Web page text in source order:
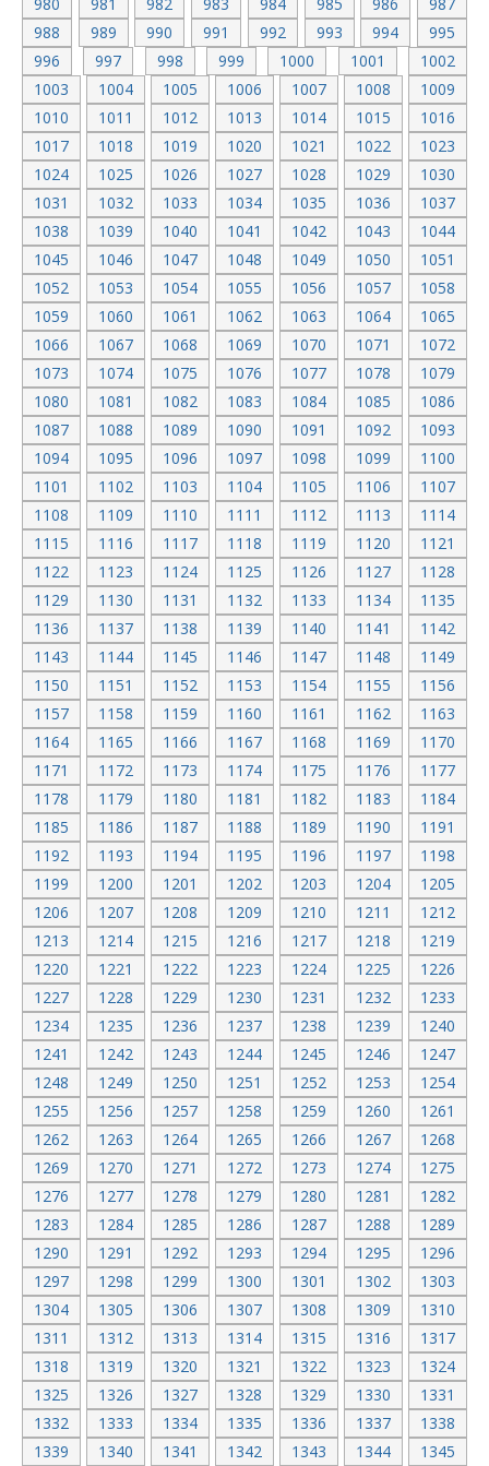
988
989 990 991 992 993 994
995
996
997 998 999 1000 1001
1002
1003
1004 1005 1006 1007 1008
1009
1010
1011 1012 1013 1014 1015
1016
1017
1018 1019 1020 1021 1022
1023
1024
1025 1026 1027 1028 1029
1030
1031
1032 1033 1034 1035 1036
1037
1038
1039 1040 1041 1042 1043
1044
1045
1046 1047 1048 1049 1050
1051
1052
1053 1054 1055 1056 1057
1058
1059
1060 1061 1062 1063 1064
1065
1066
1067 1068 1069 1070 1071
1072
1073
1074 1075 1076 1077 1078
1079
1080
1081 1082 1083 1084 1085
1086
1087
1088 1089 1090 1091 1092
1093
1094
1095 1096 1097 1098 1099
1100
1101
1102 1103 1104 1105 1106
1107
1108
1109 1110 1111 1112 1113
1114
1115
1116 1117 1118 1119 1120
1121
1122
1123 1124 1125 1126 1127
1128
1129
1130 1131 1132 1133 1134
1135
1136
1137 1138 1139 1140 1141
1142
1143
1144 1145 1146 1147 1148
1149
1150
1151 1152 1153 1154 1155
1156
1157
1158 1159 1160 1161 1162
1163
1164
1165 1166 1167 1168 1169
1170
1171
1172 1173 1174 1175 1176
1177
1178
1179 1180 1181 1182 1183
1184
1185
1186 1187 1188 1189 1190
1191
1192
1193 1194 1195 1196 1197
1198
1199
1200 1201 1202 1203 1204
1205
1206
1207 1208 1209 1210 1211
1212
1213
1214 1215 1216 1217 1218
1219
1220
1221 1222 1223 1224 1225
1226
1227
1228 1229 1230 1231 1232
1233
1234
1235 1236 1237 1238 1239
1240
1241
1242 1243 1244 1245 1246
1247
1248
1249 1250 1251 1252 1253
1254
1255
1256 1257 1258 1259 1260
1261
1262
1263 1264 1265 1266 1267
1268
1269
1270 1271 1272 1273 1274
1275
1276
1277 1278 1279 1280 1281
1282
1283
1284 1285 1286 1287 1288
1289
1290
1291 1292 1293 1294 1295
1296
1297
1298 1299 1300 1301 1302
1303
1304
1305 1306 1307 1308 1309
1310
1311
1312 1313 1314 1315 1316
1317
1318
1319 1320 1321 1322 1323
1324
1325
1326 1327 1328 1329 1330
1331
1332
1333 1334 1335 1336 1337
1338
1339
1340 1341 1342 1343 1344 1345